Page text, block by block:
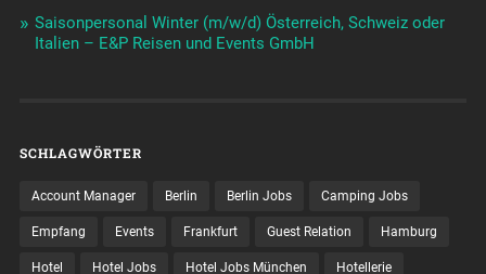
Saisonpersonal Winter (m/w/d) Österreich, Schweiz oder
Italien – E&P Reisen und Events GmbH
SCHLAGWÖRTER
Account Manager Berlin Berlin Jobs Camping Jobs
Empfang Events Frankfurt Guest Relation Hamburg
Hotel Hotel Jobs Hotel Jobs München Hotellerie